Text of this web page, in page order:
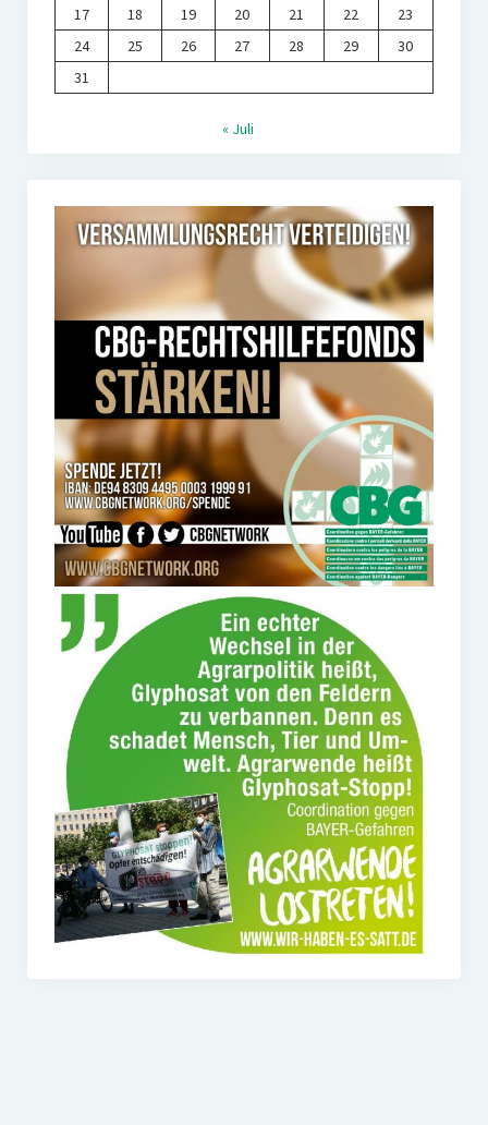
17
18 19 20 21 22
23
24
25 26 27 28 29
30
31
« Juli